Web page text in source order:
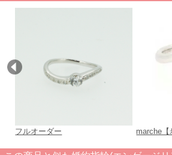
フルオーダー marche【